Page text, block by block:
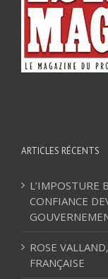
ARTICLES RÉCENTS
L’IMPOSTURE
CONFIANCE
ROSE
FRANÇAISE